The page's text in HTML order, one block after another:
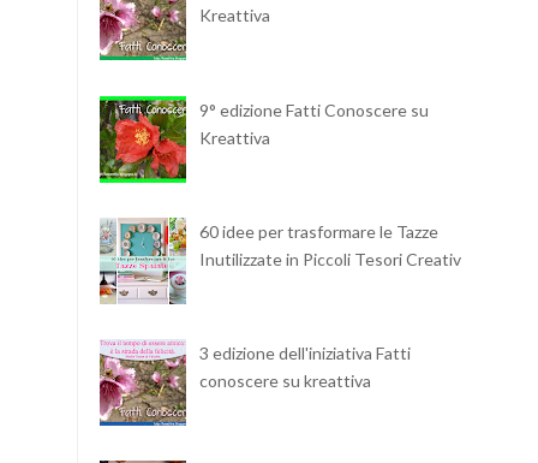
Kreattiva
9° edizione Fatti Conoscere su
Kreattiva
60 idee per trasformare le Tazze
Inutilizzate in Piccoli Tesori Creativi
3 edizione dell'iniziativa Fatti
conoscere su kreattiva